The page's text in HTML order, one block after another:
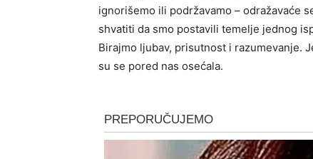
ignorišemo ili podržavamo – odražavaće
shvatiti da smo postavili temelje jednog
Birajmo ljubav, prisutnost i razumevanje.
su se pored nas osećala.